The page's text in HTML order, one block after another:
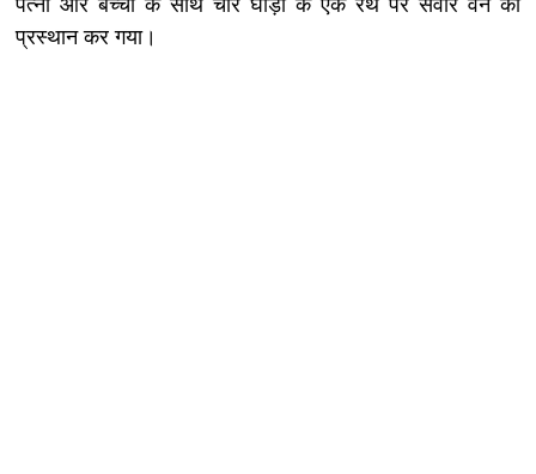
प्रस्थान कर गया।